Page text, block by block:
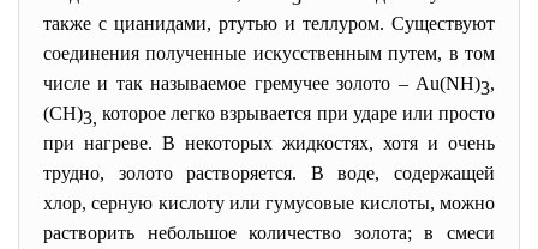
также с цианидами, ртутью и теллуром. Существуют
соединения полученные искусственным путем, в том
числе и так называемое гремучее золото – Au(NH)3,
(CH)3,которое легко взрывается при ударе или просто
при нагреве. В некоторых жидкостях, хотя и очень
трудно, золото растворяется. В воде, содержащей
хлор, серную кислоту или гумусовые кислоты, можно
растворить небольшое количество золота; в смеси